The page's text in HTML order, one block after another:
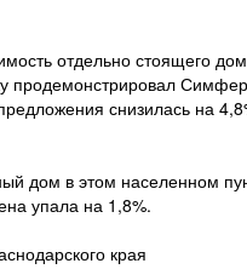
отдельно стоящего
продемонстрировал
снизилась на
дом в этом населенном
упала на 1,8%.
края